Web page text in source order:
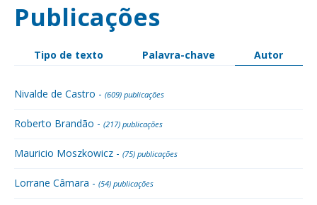
Publicações
Tipo de texto Palavra-chave Autor
Nivalde de Castro - (609) publicações
Roberto Brandão - (217) publicações
Mauricio Moszkowicz - (75) publicações
Lorrane Câmara - (54) publicações